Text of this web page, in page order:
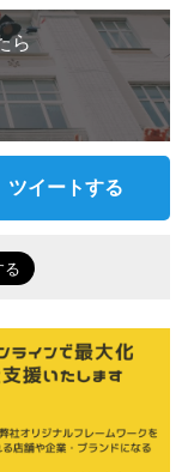
ら
ツイートする